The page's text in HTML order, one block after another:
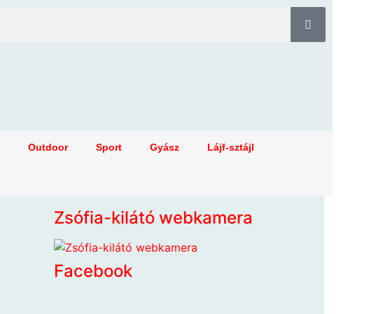
Outdoor Sport Gyász Lájf-sztájl
Zsófia-kilátó webkamera
Facebook